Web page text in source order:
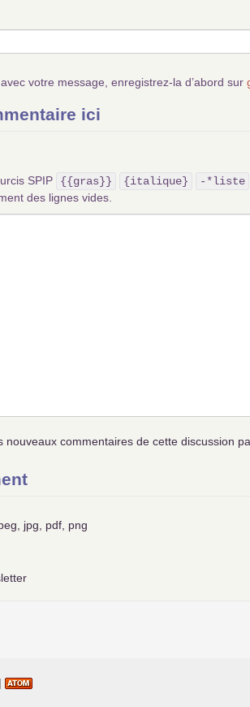
votre message, enregistrez-la d’abord sur
ici
SPIP
{{gras}} {italique} -*liste
des lignes vides.
nouveaux commentaires de cette discussion
jpg, pdf, png
|